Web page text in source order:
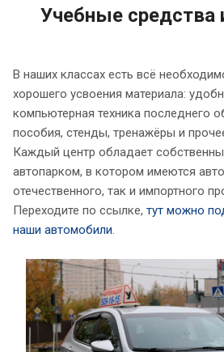
Учебные средства
В наших классах есть всё
хорошего усвоения материала:
компьютерная техника последнего
пособия, стенды, тренажёры и
Каждый центр обладает
автопарком, в котором имеются
отечественного, так и импортного
Переходите по ссылке, тут можно
наши автомобили.